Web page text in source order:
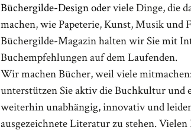
Büchergilde-Design oderviele Dinge, die
machen, wie Papeterie, Kunst, Musik und
Büchergilde-Magazin halten wir Sie mit
Buchempfehlungen auf dem Laufenden.
Wir machen Bücher, weil viele
unterstützen Sie aktiv die Buchkultur und
weiterhin unabhängig, innovativ und
ausgezeichnete Literatur zu stehen. Vielen